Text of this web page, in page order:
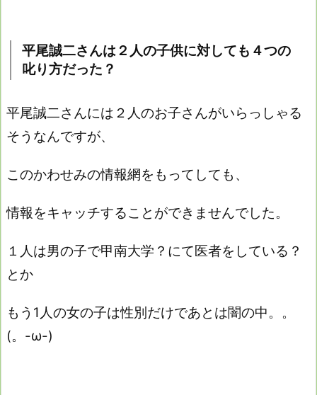
平尾誠二さんは２人の子供に対しても４つの
叱り方だった？
平尾誠二さんには２人のお子さんがいらっしゃる
そうなんですが、
このかわせみの情報網をもってしても、
情報をキャッチすることができませんでした。
１人は男の子で甲南大学？にて医者をしている？
とか
もう1人の女の子は性別だけであとは闇の中。。
(。-ω-)